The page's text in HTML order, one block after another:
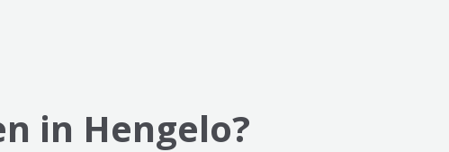
in Hengelo?